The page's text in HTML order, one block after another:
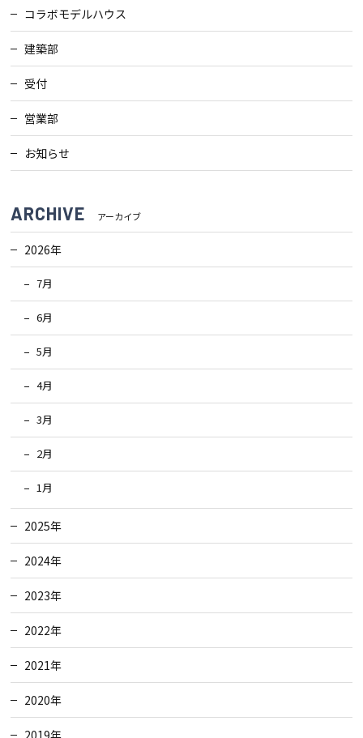
コラボモデルハウス
建築部
受付
営業部
お知らせ
ARCHIVE アーカイブ
2026年
7月
6月
5月
4月
3月
2月
1月
2025年
2024年
2023年
2022年
2021年
2020年
2019年